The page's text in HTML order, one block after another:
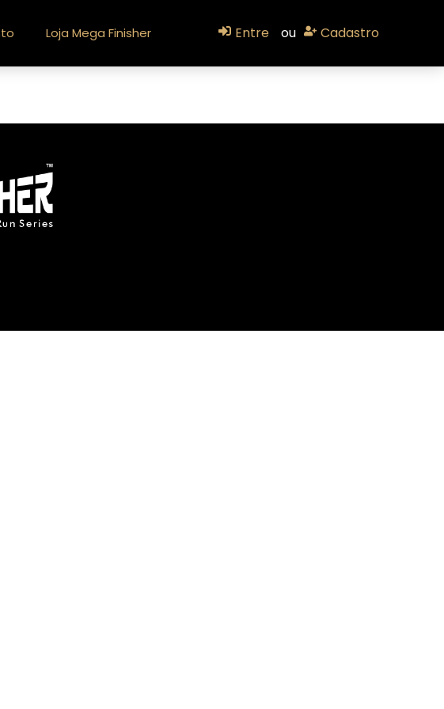
Loja Mega Finisher Entre ou Cadastro